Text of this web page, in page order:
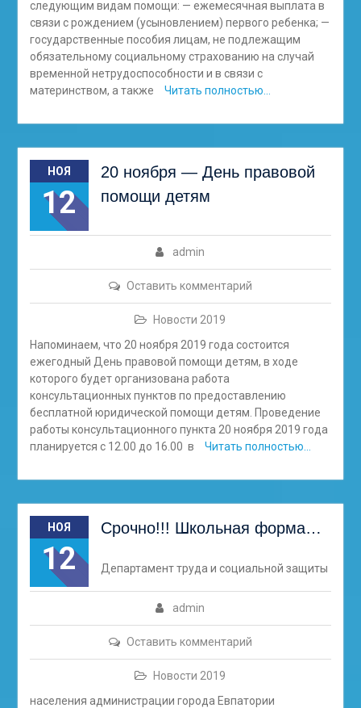
следующим видам помощи: — ежемесячная выплата в
связи с рождением (усыновлением) первого ребенка; —
государственные пособия лицам, не подлежащим
обязательному социальному страхованию на случай
временной нетрудоспособности и в связи с
материнством, а также
Читать полностью…
НОЯ
12
20 ноября — День правовой
помощи детям
admin
Оставить комментарий
Новости 2019
Напоминаем, что 20 ноября 2019 года состоится
ежегодный День правовой помощи детям, в ходе
которого будет организована работа
консультационных пунктов по предоставлению
бесплатной юридической помощи детям. Проведение
работы консультационного пункта 20 ноября 2019 года
планируется с 12.00 до 16.00 в
Читать полностью…
НОЯ
12
Срочно!!! Школьная форма…
admin
Оставить комментарий
Новости 2019
Департамент труда и социальной защиты
населения администрации города Евпатории